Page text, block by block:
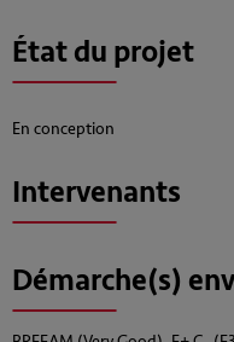
État du projet
En conception
Intervenants
Démarche(s)